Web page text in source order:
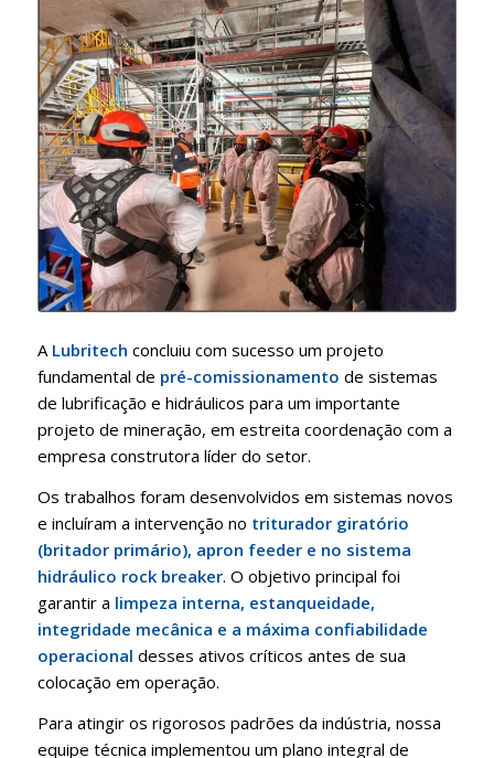
A Lubritech concluiu com sucesso um projeto
fundamental de pré-comissionamento de sistemas
de lubrificação e hidráulicos para um importante
projeto de mineração, em estreita coordenação com a
empresa construtora líder do setor.
Os trabalhos foram desenvolvidos em sistemas novos
e incluíram a intervenção no triturador giratório
(britador primário), apron feeder e no sistema
hidráulico rock breaker. O objetivo principal foi
garantir a limpeza interna, estanqueidade,
integridade mecânica e a máxima confiabilidade
operacional desses ativos críticos antes de sua
colocação em operação.
Para atingir os rigorosos padrões da indústria, nossa
equipe técnica implementou um plano integral de